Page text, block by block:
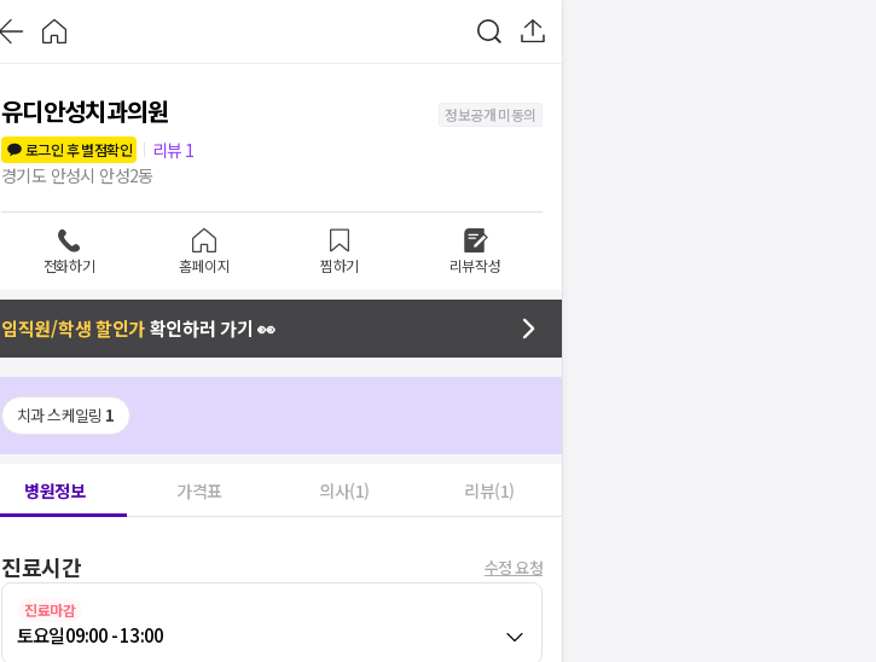
유디안성치과의원
정보공개 미동의
로그인 후 별점확인
리뷰 1
경기도 안성시 안성2동
전화하기 홈페이지 찜하기 리뷰작성
임직원/학생 할인가확인하러 가기 👀
치과 스케일링 1
병원정보 가격표 의사(1) 리뷰(1)
진료시간 수정 요청
진료마감
토요일09:00 - 13:00